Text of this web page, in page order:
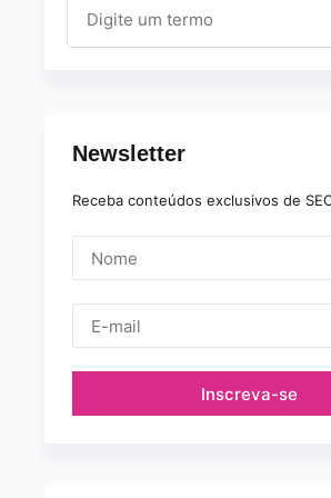
Newsletter
Receba conteúdos exclusivos de
Inscreva-se